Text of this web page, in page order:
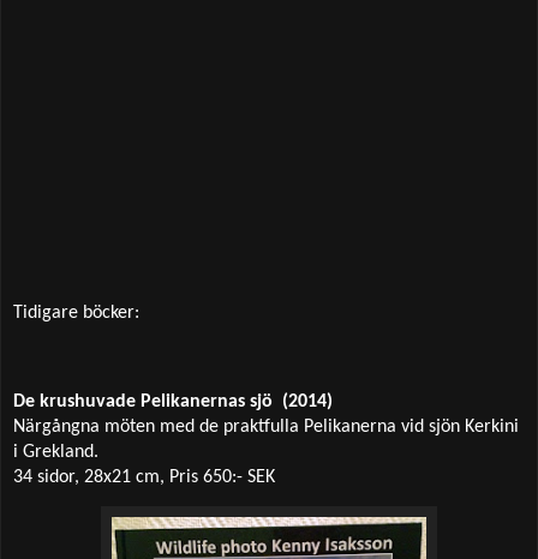
Tidigare böcker:
De krushuvade Pelikanernas sjö
(2014)
Närgångna möten med de praktfulla Pelikanerna vid sjön Kerkini
i Grekland.
34 sidor, 28x21 cm, Pris 650:- SEK